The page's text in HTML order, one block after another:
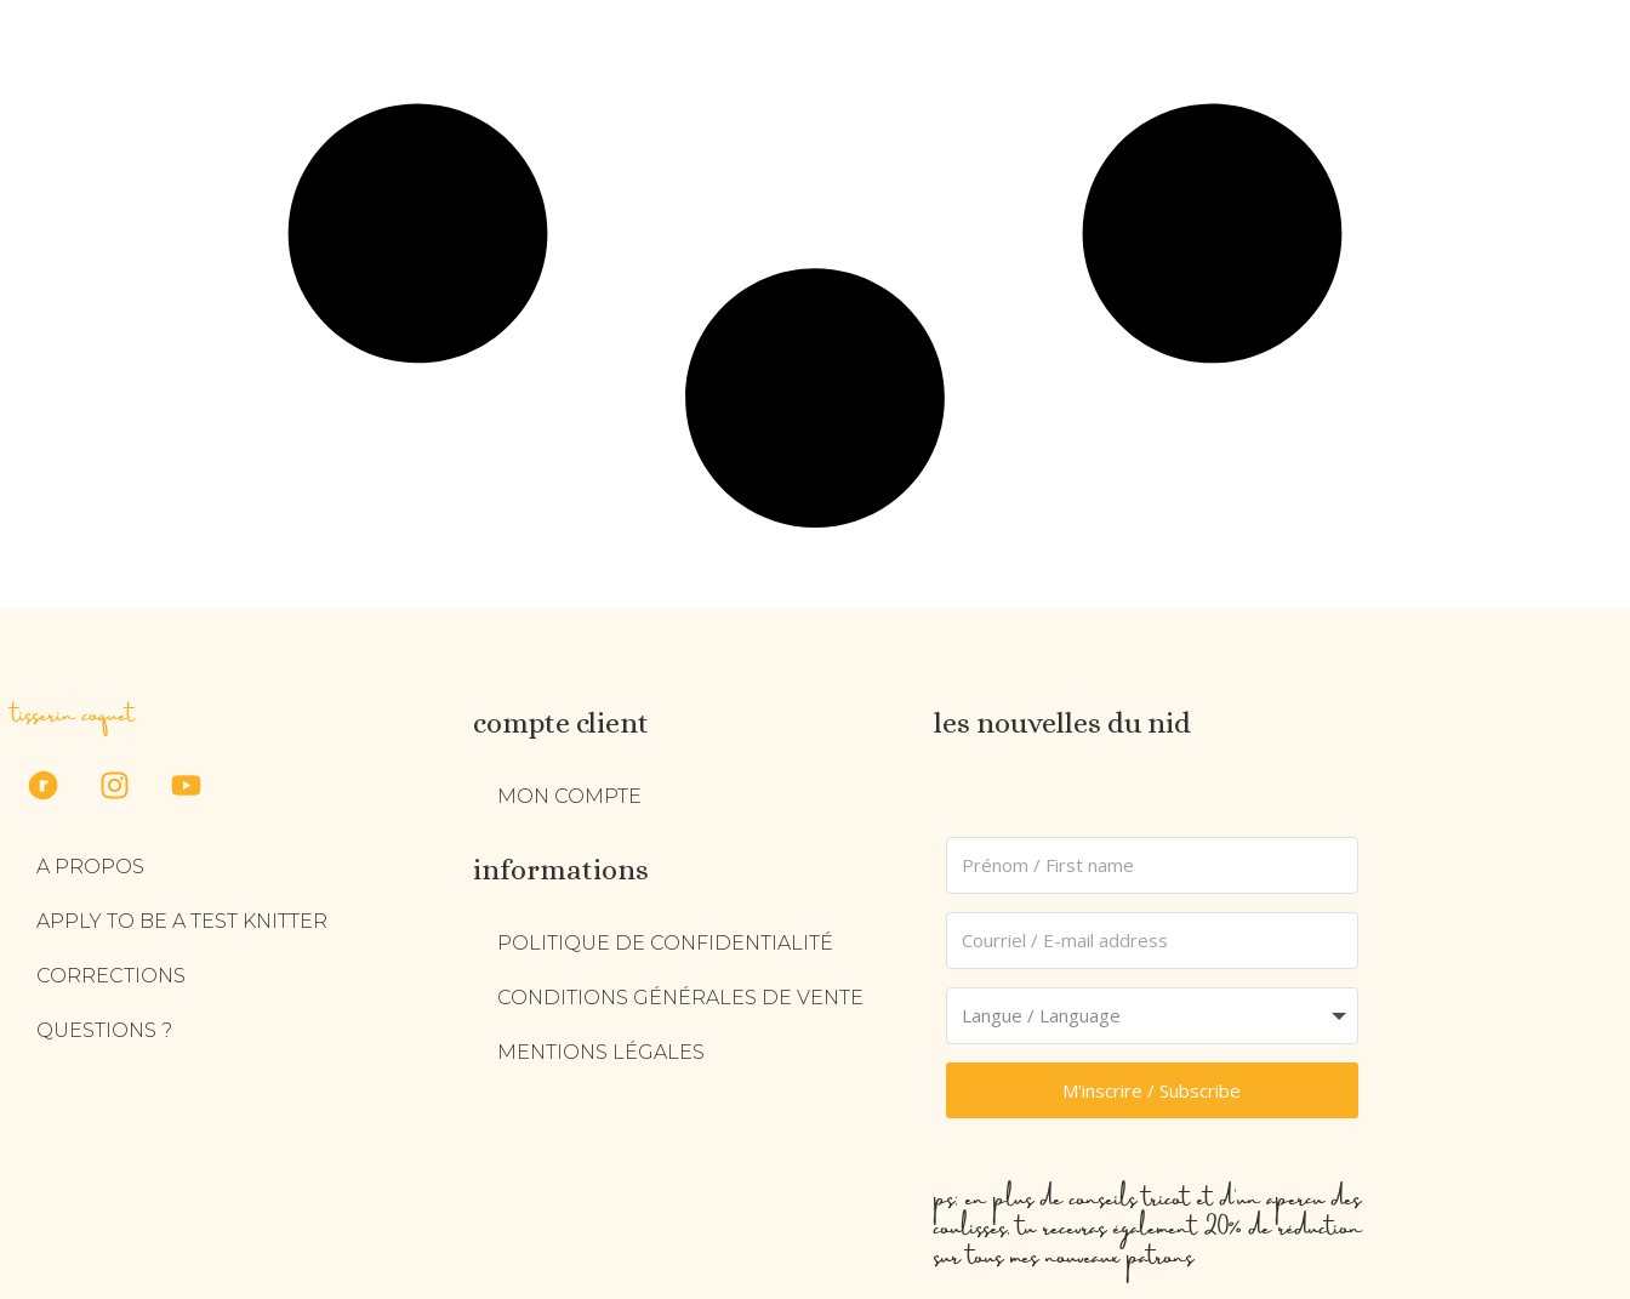
tisserin coquet
A PROPOS
APPLY TO BE A TEST KNITTER
CORRECTIONS
QUESTIONS ?
compte client
MON COMPTE
informations
POLITIQUE DE CONFIDENTIALITÉ
CONDITIONS GÉNÉRALES DE VENTE
MENTIONS LÉGALES
les nouvelles du nid
M'inscrire / Subscribe
ps: en plus de conseils tricot et d’un aperçu des
coulisses, tu recevras également 20% de réduction
sur tous mes nouveaux patrons